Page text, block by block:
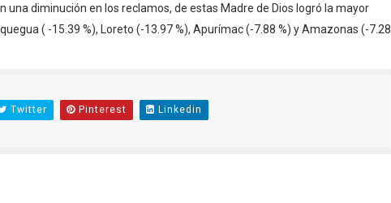
una diminución en los reclamos, de estas Madre de Dios logró la mayor
( -15.39 %), Loreto (-13.97 %), Apurímac (-7.88 %) y Amazonas (-7.28
Twitter Pinterest Linkedin